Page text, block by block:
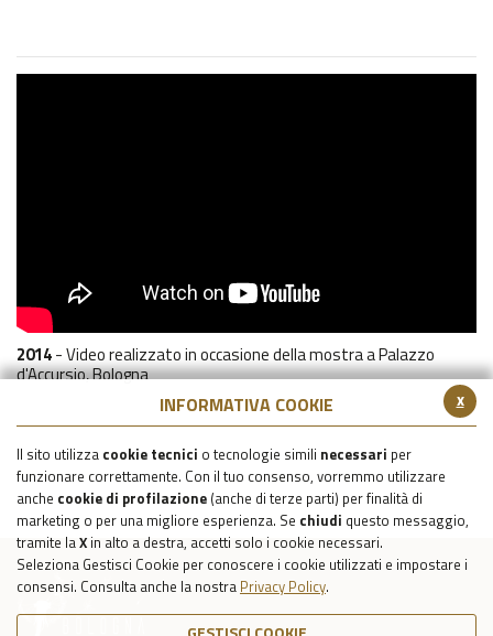
x
INFORMATIVA COOKIE
Il sito utilizza cookie tecnici o tecnologie simili necessari per
funzionare correttamente. Con il tuo consenso, vorremmo utilizzare
anche cookie di profilazione (anche di terze parti) per finalità di
marketing o per una migliore esperienza. Se chiudi questo messaggio,
tramite laX in alto a destra, accetti solo i cookie necessari.
Seleziona Gestisci Cookie per conoscere i cookie utilizzati e impostare i
consensi. Consulta anche la nostra Privacy Policy.
2014- Video realizzato in occasione della mostra a Palazzo
d'Accursio, Bologna